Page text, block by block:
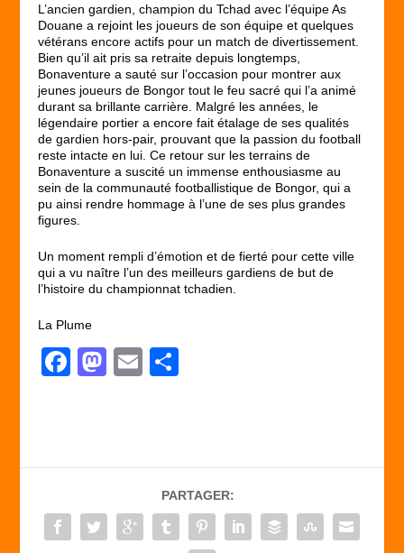
L’ancien gardien, champion du Tchad avec l’équipe As
Douane a rejoint les joueurs de son équipe et quelques
vétérans encore actifs pour un match de divertissement.
Bien qu’il ait pris sa retraite depuis longtemps,
Bonaventure a sauté sur l’occasion pour montrer aux
jeunes joueurs de Bongor tout le feu sacré qui l’a animé
durant sa brillante carrière. Malgré les années, le
légendaire portier a encore fait étalage de ses qualités
de gardien hors-pair, prouvant que la passion du football
reste intacte en lui. Ce retour sur les terrains de
Bonaventure a suscité un immense enthousiasme au
sein de la communauté footballistique de Bongor, qui a
pu ainsi rendre hommage à l’une de ses plus grandes
figures.
Un moment rempli d’émotion et de fierté pour cette ville
qui a vu naître l’un des meilleurs gardiens de but de
l’histoire du championnat tchadien.
La Plume
F
b
o
o
M
d
o
n
E
er
PARTAGER: